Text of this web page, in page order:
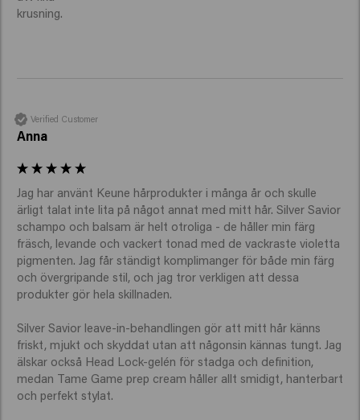
krusning.
Verified Customer
Anna
Jag har använt Keune hårprodukter i många år och skulle
ärligt talat inte lita på något annat med mitt hår. Silver Savior
schampo och balsam är helt otroliga - de håller min färg
fräsch, levande och vackert tonad med de vackraste violetta
pigmenten. Jag får ständigt komplimanger för både min färg
och övergripande stil, och jag tror verkligen att dessa
produkter gör hela skillnaden.
Silver Savior leave-in-behandlingen gör att mitt hår känns
friskt, mjukt och skyddat utan att någonsin kännas tungt. Jag
älskar också Head Lock-gelén för stadga och definition,
medan Tame Game prep cream håller allt smidigt, hanterbart
och perfekt stylat.